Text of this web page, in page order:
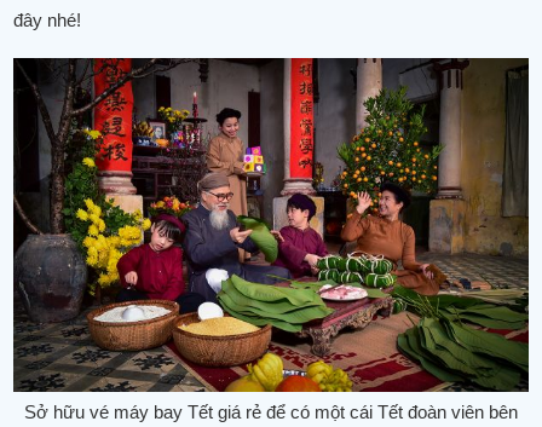
đây nhé!
Sở hữu vé máy bay Tết giá rẻ để có một cái Tết đoàn viên bên